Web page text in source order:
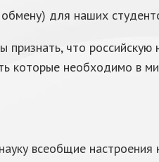
для наших
что российскую
которые необходимо в
всеобщие